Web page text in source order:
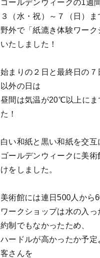
ゴールデンウィークの1週
３（水・祝）～７（日）ま
野外で「紙漉き体験ワー
いたしました！
始まりの２日と最終日の
以外の日は
昼間は気温が20℃以上にま
た！
白い和紙と黒い和紙を交
ゴールデンウィークに美
けをしました。
美術館には連日500人から
ワークショップは水の入
約制でもなかったため、
ハードルが高かったか予
客さんを